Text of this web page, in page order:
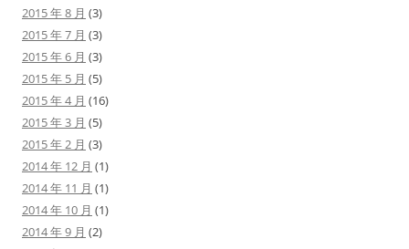
2015 年 8 月 (3)
2015 年 7 月 (3)
2015 年 6 月 (3)
2015 年 5 月 (5)
2015 年 4 月 (16)
2015 年 3 月 (5)
2015 年 2 月 (3)
2014 年 12 月 (1)
2014 年 11 月 (1)
2014 年 10 月 (1)
2014 年 9 月 (2)